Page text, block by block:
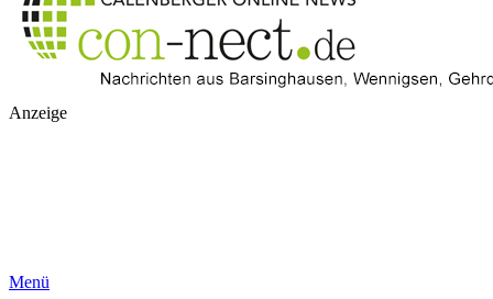
Anzeige
Menü